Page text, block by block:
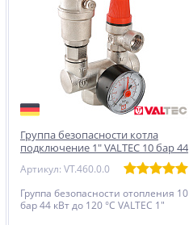
Группа безопасности котла
подключение 1" VALTEС 10 бар 44
Артикул: VT.460.0.0
Группа безопасности отопления 10
бар 44 кВт до 120 °С VALTEC 1"